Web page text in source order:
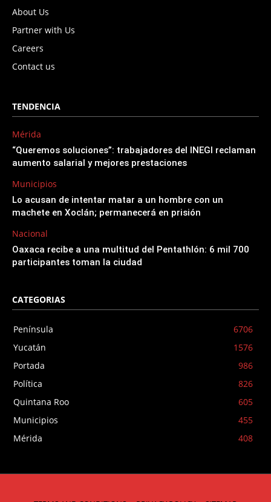
About Us
Partner with Us
Careers
Contact us
TENDENCIA
Mérida
“Queremos soluciones”: trabajadores del INEGI reclaman
aumento salarial y mejores prestaciones
Municipios
Lo acusan de intentar matar a un hombre con un
machete en Xoclán; permanecerá en prisión
Nacional
Oaxaca recibe a una multitud del Pentathlón: 6 mil 700
participantes toman la ciudad
CATEGORIAS
Península
6706
Yucatán
1576
Portada
986
Política
826
Quintana Roo
605
Municipios
455
Mérida
408